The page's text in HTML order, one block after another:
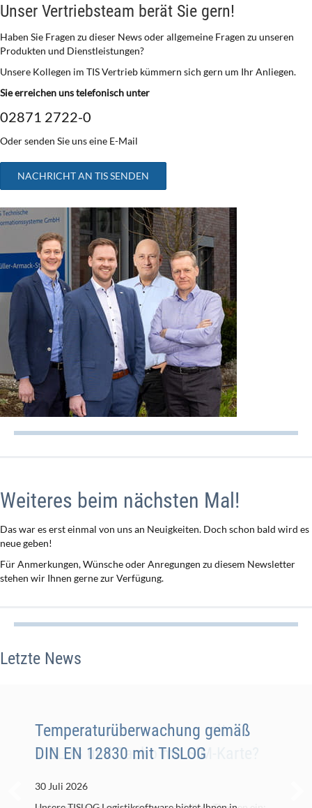
Unser Vertriebsteam berät Sie gern!
Haben Sie Fragen zu dieser News oder allgemeine Fragen zu unseren
Produkten und Dienstleistungen?
Unsere Kollegen im TIS Vertrieb kümmern sich gern um Ihr Anliegen.
Sie erreichen uns telefonisch unter
02871 2722-0
Oder senden Sie uns eine E-Mail
NACHRICHT AN TIS SENDEN
Weiteres beim nächsten Mal!
Das war es erst einmal von uns an Neuigkeiten. Doch schon bald wird es
neue geben!
Für Anmerkungen, Wünsche oder Anregungen zu diesem Newsletter
stehen wir Ihnen gerne zur Verfügung.
Letzte News
Temperaturüberwachung mit
TISLOG und Tacho mit SIM-Karte?
30 Juli 2026
Temperaturüberwachung gemäß
DIN EN 12830 mit TISLOG
30 Juli 2026